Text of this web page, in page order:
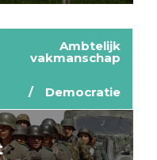
Ambtelijk
vakmanschap
Democratie